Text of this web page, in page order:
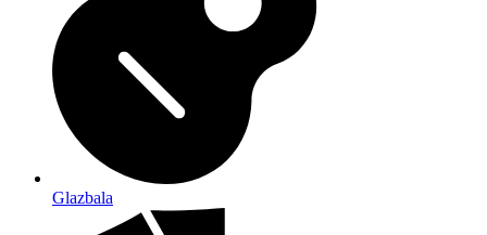
Glazbala